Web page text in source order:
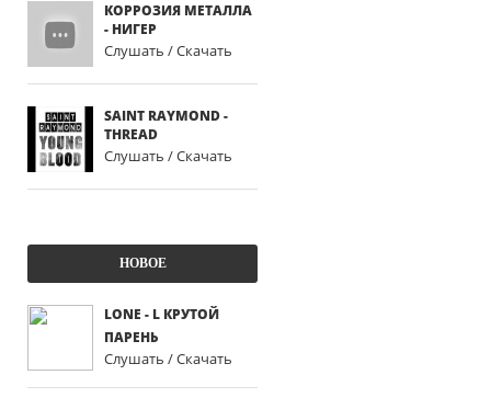
КОРРОЗИЯ МЕТАЛЛА
- НИГЕР
Слушать / Скачать
SAINT RAYMOND -
THREAD
Слушать / Скачать
НОВОЕ
LONE - L КРУТОЙ
ПАРЕНЬ
Слушать / Скачать